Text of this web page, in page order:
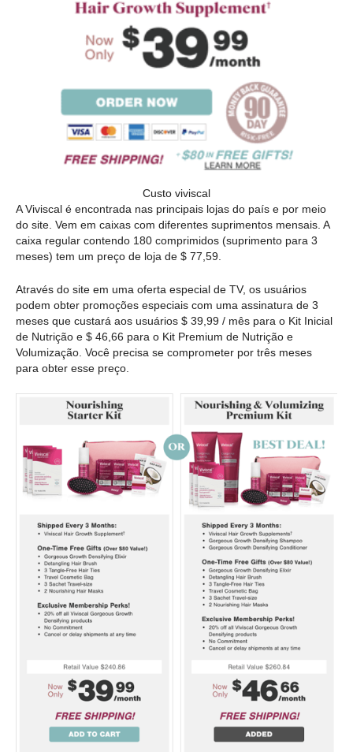
Custo viviscal
A Viviscal é encontrada nas principais lojas do país e por meio
do site. Vem em caixas com diferentes suprimentos mensais. A
caixa regular contendo 180 comprimidos (suprimento para 3
meses) tem um preço de loja de $ 77,59.
Através do site em uma oferta especial de TV, os usuários
podem obter promoções especiais com uma assinatura de 3
meses que custará aos usuários $ 39,99 / mês para o Kit Inicial
de Nutrição e $ 46,66 para o Kit Premium de Nutrição e
Volumização. Você precisa se comprometer por três meses
para obter esse preço.